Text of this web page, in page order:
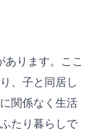
あります。ここ
、子と同居し
関係なく生活
たり暮らしで